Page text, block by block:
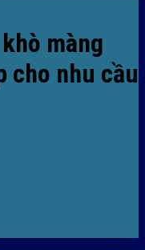
màng
cho nhu cầu